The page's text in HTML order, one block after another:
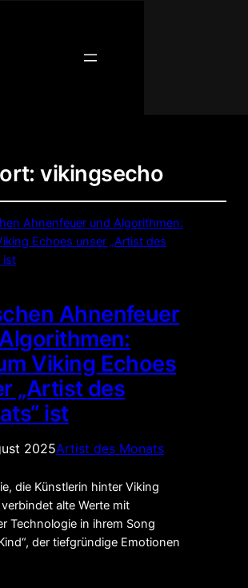
vikingsecho
Ahnenfeuer
Viking Echoes
„Artist des
ist
2025Artist des Monats
die Künstlerin hinter Viking
alte Werte mit
Technologie in ihrem Song
der tiefgründige Emotionen